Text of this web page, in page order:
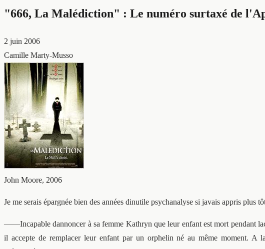
"666, La Malédiction" : Le numéro surtaxé de
2 juin 2006
Camille Marty-Musso
John Moore, 2006
Je me serais épargnée bien des années dinutile psychanalyse si javais appris plus
——Incapable dannoncer à sa femme Kathryn que leur enfant est mort pendant
il accepte de remplacer leur enfant par un orphelin né au même moment. A